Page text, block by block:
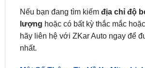
hãy liên hệ với ZKar Auto ngay để
nhất.
Một Số Thông Tin Về Xe